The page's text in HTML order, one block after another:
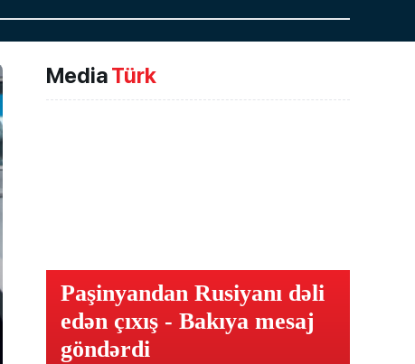
MediaTürk
Paşinyandan Rusiyanı dəli
edən çıxış - Bakıya mesaj
göndərdi